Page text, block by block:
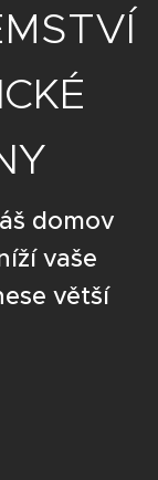
domov
vaše
větší